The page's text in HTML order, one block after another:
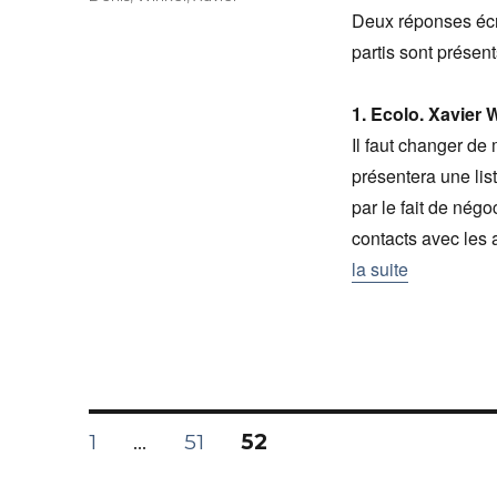
Deux réponses
partis sont
1. Ecolo. Xavier
Il faut changer de
présentera une
par le fait de
contacts avec les
la suite
Navigation
PAGE
1 … PAGE
51 PAGE
52